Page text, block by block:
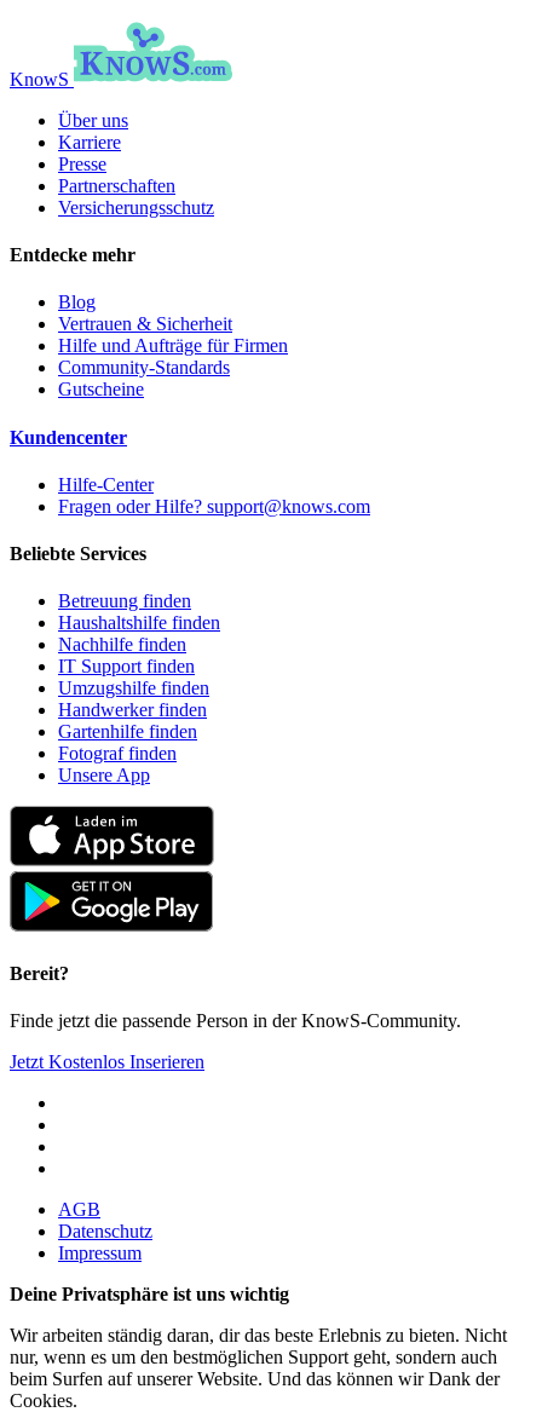
KnowS
Über uns
Karriere
Presse
Partnerschaften
Versicherungsschutz
Entdecke mehr
Blog
Vertrauen & Sicherheit
Hilfe und Aufträge für Firmen
Community-Standards
Gutscheine
Kundencenter
Hilfe-Center
Fragen oder Hilfe? support@knows.com
Beliebte Services
Betreuung finden
Haushaltshilfe finden
Nachhilfe finden
IT Support finden
Umzugshilfe finden
Handwerker finden
Gartenhilfe finden
Fotograf finden
Unsere App
Bereit?
Finde jetzt die passende Person in der KnowS-Community.
Jetzt Kostenlos Inserieren
AGB
Datenschutz
Impressum
Deine Privatsphäre ist uns wichtig
Wir arbeiten ständig daran, dir das beste Erlebnis zu bieten. Nicht
nur, wenn es um den bestmöglichen Support geht, sondern auch
beim Surfen auf unserer Website. Und das können wir Dank der
Cookies.